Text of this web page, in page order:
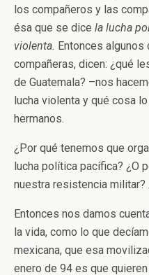
los compañeros y las
ésa que se dice la lucha
violenta. Entonces
compañeras, dicen: ¿qué
de Guatemala? –nos
lucha violenta y qué cosa
hermanos.
¿Por qué tenemos que
lucha política pacífica? ¿O
nuestra resistencia militar?
Entonces nos damos
la vida, como lo que
mexicana, que esa
enero de 94 es que